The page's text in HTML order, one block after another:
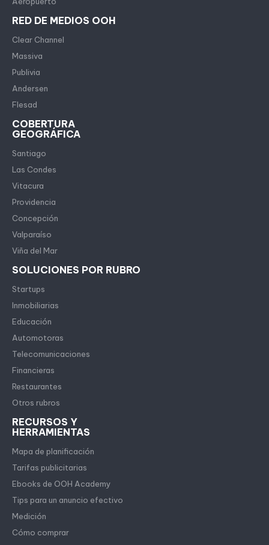
RED DE MEDIOS OOH
Clear Channel
Massiva
Publivia
Andersen
Flesad
COBERTURA
GEOGRÁFICA
Santiago
Las Condes
Vitacura
Providencia
Concepción
Valparaíso
Viña del Mar
SOLUCIONES POR RUBRO
Startups
Inmobiliarias
Educación
Automotoras
Telecomunicaciones
Financieras
Restaurantes
Otros rubros
RECURSOS Y
HERRAMIENTAS
Mapa de planificación
Tarifas publicitarias
Ebooks de OOH Academy
Tips para un anuncio efectivo
Medición
Cómo comprar